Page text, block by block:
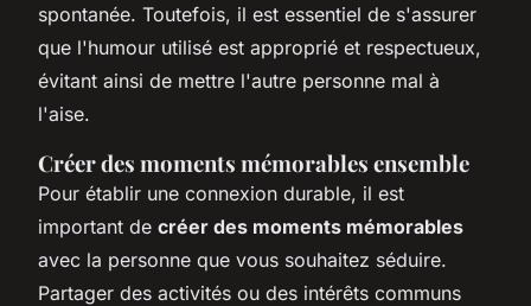
spontanée. Toutefois, il est essentiel de s'assurer
que l'humour utilisé est approprié et respectueux,
évitant ainsi de mettre l'autre personne mal à
l'aise.
Créer des moments mémorables ensemble
Pour établir une connexion durable, il est
important de créer des moments mémorables
avec la personne que vous souhaitez séduire.
Partager des activités ou des intérêts communs